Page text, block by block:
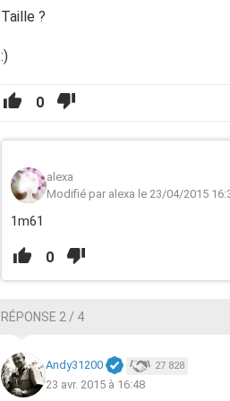
Taille ?
:)
0
alexa
Modifié par alexa le 23/04/2015
1m61
0
RÉPONSE 2 / 4
Andy31200 27 828
23 avr. 2015 à 16:48